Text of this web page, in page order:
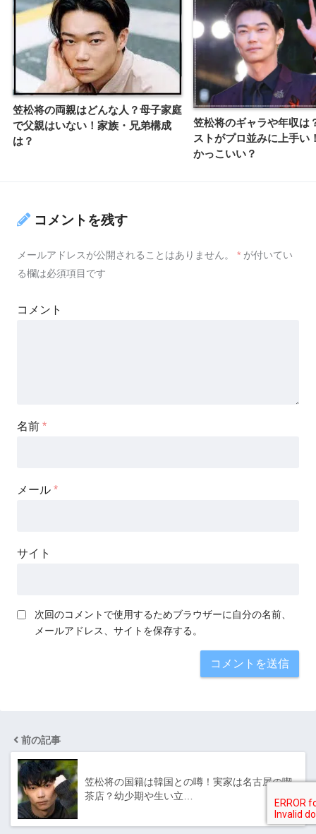
笠松将の両親はどんな人？母子家庭
で父親はいない！家族・兄弟構成
は？
笠松将のギャラや年収は
ストがプロ並みに上手い
かっこいい？
コメントを残す
メールアドレスが公開されることはありません。 * が付いてい
る欄は必須項目です
コメント
名前 *
メール *
サイト
次回のコメントで使用するためブラウザーに自分の名前、
メールアドレス、サイトを保存する。
前の記事
笠松将の国籍は韓国との噂！実家は名古屋の喫
茶店？幼少期や生い立…